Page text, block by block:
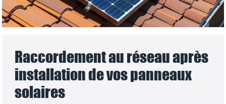
Raccordement au réseau après
installation de vos panneaux
solaires